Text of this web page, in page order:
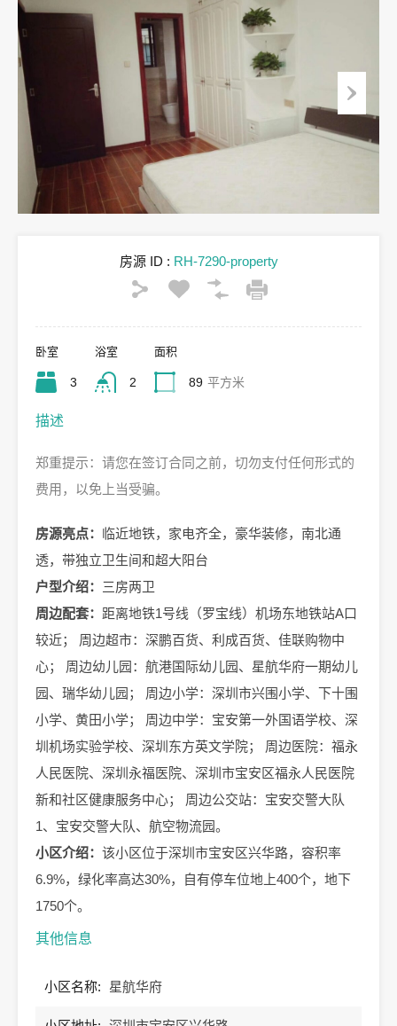
房源 ID : RH-7290-property
卧室
3
浴室
2
面积
89 平方米
描述
郑重提示：请您在签订合同之前，切勿支付任何形式的
费用，以免上当受骗。
房源亮点： 临近地铁，家电齐全，豪华装修，南北通
透，带独立卫生间和超大阳台
户型介绍： 三房两卫
周边配套： 距离地铁1号线（罗宝线）机场东地铁站A口
较近； 周边超市：深鹏百货、利成百货、佳联购物中
心； 周边幼儿园：航港国际幼儿园、星航华府一期幼儿
园、瑞华幼儿园； 周边小学：深圳市兴围小学、下十围
小学、黄田小学； 周边中学：宝安第一外国语学校、深
圳机场实验学校、深圳东方英文学院； 周边医院：福永
人民医院、深圳永福医院、深圳市宝安区福永人民医院
新和社区健康服务中心； 周边公交站：宝安交警大队
1、宝安交警大队、航空物流园。
小区介绍： 该小区位于深圳市宝安区兴华路，容积率
6.9%，绿化率高达30%，自有停车位地上400个，地下
1750个。
其他信息
小区名称: 星航华府